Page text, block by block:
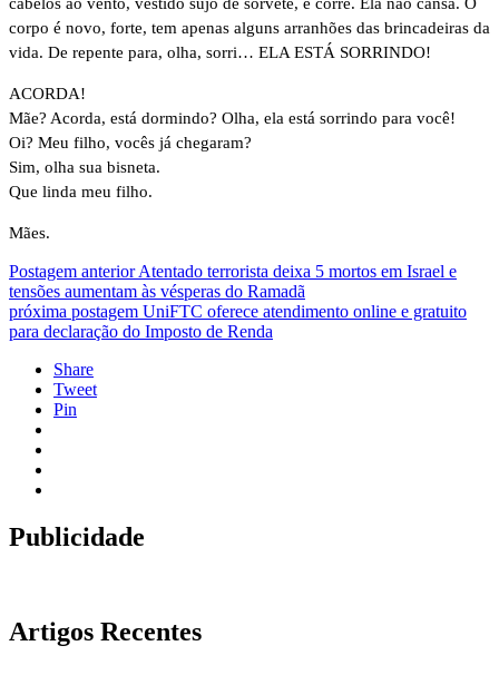
corpo é novo, forte, tem apenas alguns arranhões das brincadeiras da
vida. De repente para, olha, sorri… ELA ESTÁ SORRINDO!
ACORDA!
Mãe? Acorda, está dormindo? Olha, ela está sorrindo para você!
Oi? Meu filho, vocês já chegaram?
Sim, olha sua bisneta.
Que linda meu filho.
Mães.
Postagem anterior Atentado terrorista deixa 5 mortos em Israel e
tensões aumentam às vésperas do Ramadã
próxima postagem UniFTC oferece atendimento online e gratuito
para declaração do Imposto de Renda
Share
Tweet
Pin
Publicidade
Artigos Recentes